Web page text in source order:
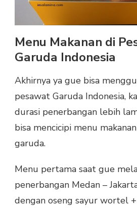
Menu Makanan di
Garuda Indonesia
Akhirnya ya gue bisa
pesawat Garuda Indonesia,
durasi penerbangan lebih
bisa mencicipi menu
garuda.
Menu pertama saat gue
penerbangan Medan –
dengan oseng sayur wortel